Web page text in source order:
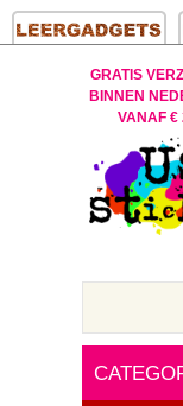
GRATIS
BINNEN
VANAF €